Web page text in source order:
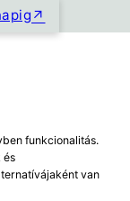
funkcionalitás.
és
van